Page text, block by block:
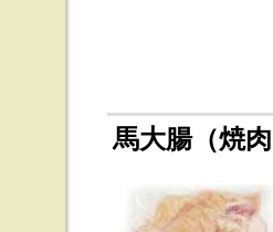
馬大腸（焼